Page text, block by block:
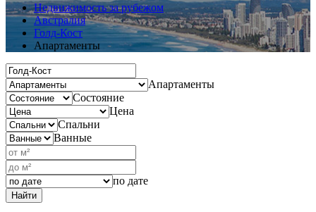
Недвижимость за рубежом
Австралия
Голд-Кост
Апартаменты
Апартаменты
Состояние
Цена
Спальни
Ванные
по дате
Найти